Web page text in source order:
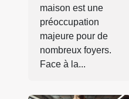
maison est une
préoccupation
majeure pour de
nombreux foyers.
Face à la...